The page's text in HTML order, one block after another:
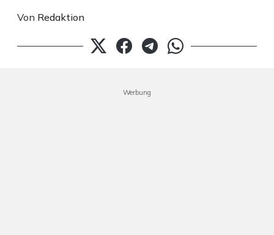
Von Redaktion
Werbung